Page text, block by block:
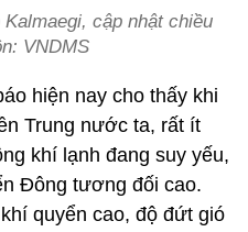
cập nhật chiều
VNDMS
hiện nay cho thấy khi
Trung nước ta, rất ít
khí lạnh đang suy yếu,
Đông tương đối cao.
quyển cao, độ đứt gió